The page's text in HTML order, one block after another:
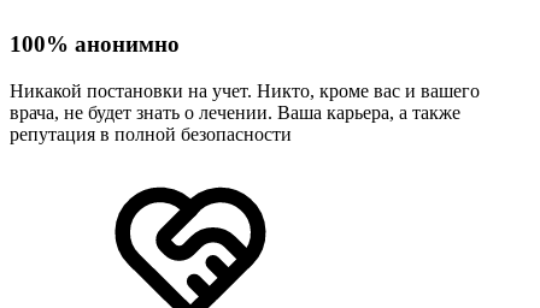
100% анонимно
Никакой постановки на учет. Никто, кроме вас и вашего
врача, не будет знать о лечении. Ваша карьера, а также
репутация в полной безопасности